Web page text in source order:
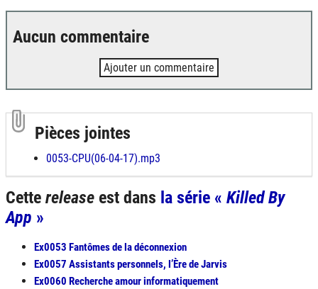
Aucun commentaire
Ajouter un commentaire
Pièces jointes
0053-CPU(06-04-17).mp3
Cette release est dans la série « Killed By
App »
Ex0053 Fantômes de la déconnexion
Ex0057 Assistants personnels, l’Ère de Jarvis
Ex0060 Recherche amour informatiquement